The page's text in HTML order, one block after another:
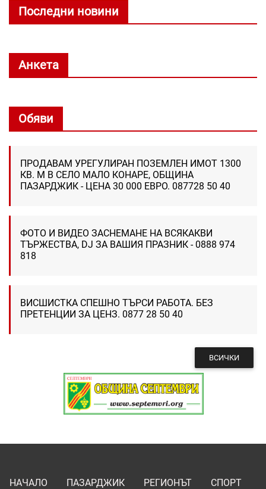
Последни новини
Анкета
Обяви
ПРОДАВАМ УРЕГУЛИРАН ПОЗЕМЛЕН ИМОТ 1300
КВ. М В СЕЛО МАЛО КОНАРЕ, ОБЩИНА
ПАЗАРДЖИК - ЦЕНА 30 000 ЕВРО. 087728 50 40
ФОТО И ВИДЕО ЗАСНЕМАНЕ НА ВСЯКАКВИ
ТЪРЖЕСТВА, DJ ЗА ВАШИЯ ПРАЗНИК - 0888 974
818
ВИСШИСТКА СПЕШНО ТЪРСИ РАБОТА. БЕЗ
ПРЕТЕНЦИИ ЗА ЦЕНЗ. 0877 28 50 40
ВСИЧКИ
НАЧАЛО ПАЗАРДЖИК РЕГИОНЪТ
СПОРТ